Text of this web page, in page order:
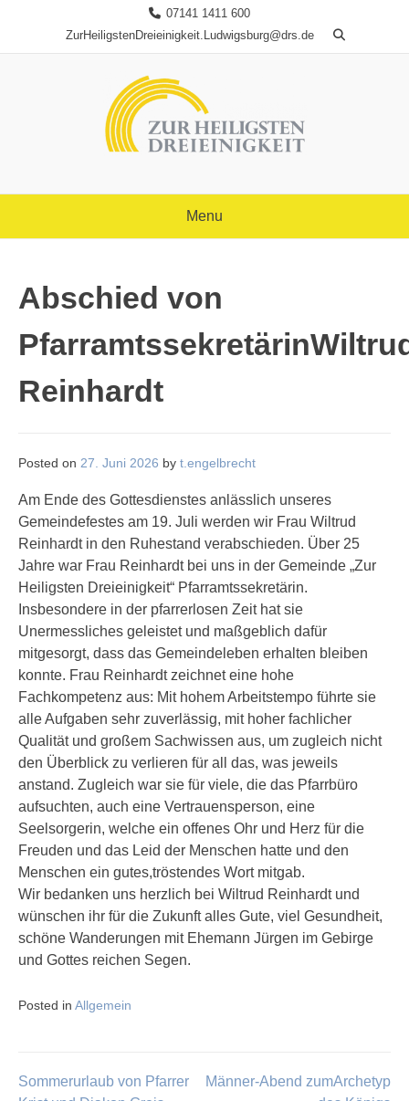
content
07141 1411 600
ZurHeiligstenDreieinigkeit.Ludwigsburg@drs.de
Menu
Abschied von
Reinhardt
Posted on 27. Juni 2026 by t.engelbrecht
Am Ende des Gottesdienstes anlässlich unseres
Gemeindefestes am 19. Juli werden wir Frau Wiltrud
Reinhardt in den Ruhestand verabschieden. Über 25
Jahre war Frau Reinhardt bei uns in der Gemeinde „Zur
Heiligsten Dreieinigkeit“ Pfarramtssekretärin.
Insbesondere in der pfarrerlosen Zeit hat sie
Unermessliches geleistet und maßgeblich dafür
mitgesorgt, dass das Gemeindeleben erhalten bleiben
konnte. Frau Reinhardt zeichnet eine hohe
Fachkompetenz aus: Mit hohem Arbeitstempo führte sie
alle Aufgaben sehr zuverlässig, mit hoher fachlicher
Qualität und großem Sachwissen aus, um zugleich nicht
den Überblick zu verlieren für all das, was jeweils
anstand. Zugleich war sie für viele, die das Pfarrbüro
aufsuchten, auch eine Vertrauensperson, eine
Seelsorgerin, welche ein offenes Ohr und Herz für die
Freuden und das Leid der Menschen hatte und den
Menschen ein gutes,tröstendes Wort mitgab.
Wir bedanken uns herzlich bei Wiltrud Reinhardt und
wünschen ihr für die Zukunft alles Gute, viel Gesundheit,
schöne Wanderungen mit Ehemann Jürgen im Gebirge
und Gottes reichen Segen.
Posted in Allgemein
Beitragsnavigation
Sommerurlaub von Pfarrer
Männer-Abend zumArchetyp